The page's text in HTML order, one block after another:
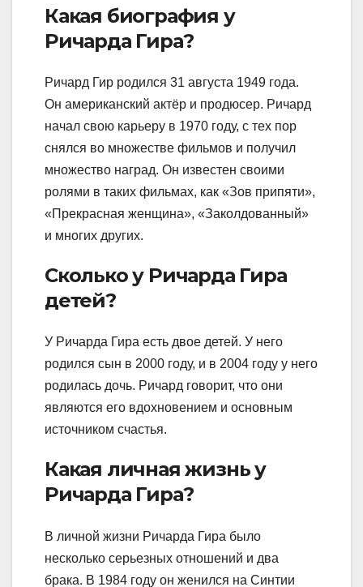
Какая биография у
Ричарда Гира?
Ричард Гир родился 31 августа 1949 года.
Он американский актёр и продюсер. Ричард
начал свою карьеру в 1970 году, с тех пор
снялся во множестве фильмов и получил
множество наград. Он известен своими
ролями в таких фильмах, как «Зов припяти»,
«Прекрасная женщина», «Заколдованный»
и многих других.
Сколько у Ричарда Гира
детей?
У Ричарда Гира есть двое детей. У него
родился сын в 2000 году, и в 2004 году у него
родилась дочь. Ричард говорит, что они
являются его вдохновением и основным
источником счастья.
Какая личная жизнь у
Ричарда Гира?
В личной жизни Ричарда Гира было
несколько серьезных отношений и два
брака. В 1984 году он женился на Синтии